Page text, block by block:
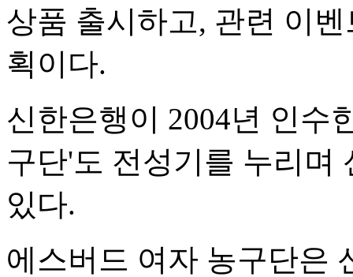
상품 출시하고, 관련 이
획이다.
신한은행이 2004년 인수
구단'도 전성기를 누리며
있다.
에스버드 여자 농구단은